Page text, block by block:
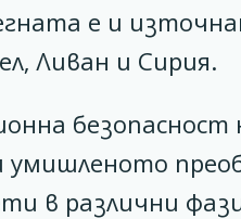
е и
Ливан и Сирия.
безопасност
в различни